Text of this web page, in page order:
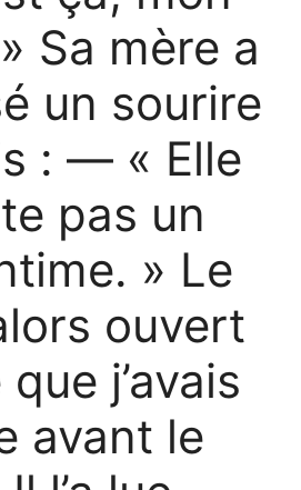
Sa mère a
un sourire
: — « Elle
pas un
» Le
ouvert
j’avais
avant le